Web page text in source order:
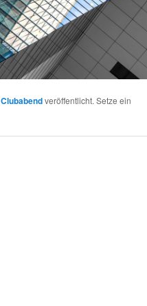
Clubabendveröffentlicht. Setze ein